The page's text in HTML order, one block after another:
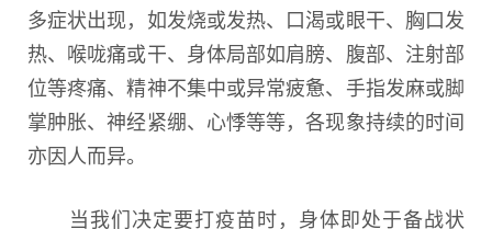
多症状出现，如发烧或发热、口渴或眼干、胸口发
热、喉咙痛或干、身体局部如肩膀、腹部、注射部
位等疼痛、精神不集中或异常疲惫、手指发麻或脚
掌肿胀、神经紧绷、心悸等等，各现象持续的时间
亦因人而异。
当我们决定要打疫苗时，身体即处于备战状